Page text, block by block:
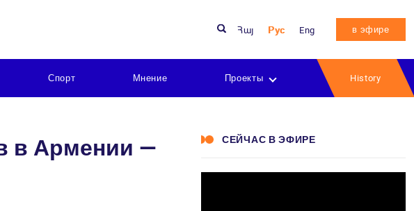
Հայ Рус Eng в эфире
Спорт Мнение Проекты History
в Армении —
СЕЙЧАС В ЭФИРЕ